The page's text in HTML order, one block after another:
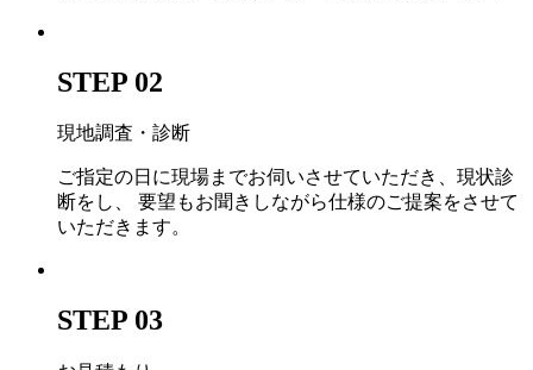
STEP 02
現地調査・診断
ご指定の日に現場までお伺いさせていただき、現状診
断をし、 要望もお聞きしながら仕様のご提案をさせて
いただきます。
STEP 03